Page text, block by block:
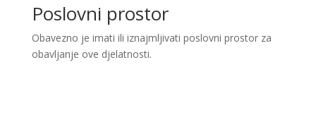
Poslovni prostor
Obavezno je imati ili iznajmljivati poslovni prostor za
obavljanje ove djelatnosti.